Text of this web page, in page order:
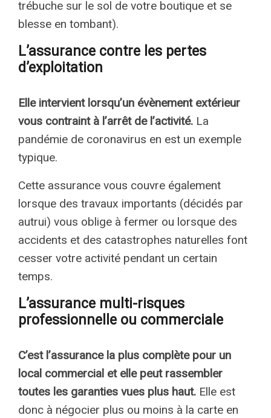
trébuche sur le sol de votre boutique et se
blesse en tombant).
L’assurance contre les pertes
d’exploitation
Elle intervient lorsqu’un évènement extérieur
vous contraint à l’arrêt de l’activité. La
pandémie de coronavirus en est un exemple
typique.
Cette assurance vous couvre également
lorsque des travaux importants (décidés par
autrui) vous oblige à fermer ou lorsque des
accidents et des catastrophes naturelles font
cesser votre activité pendant un certain
temps.
L’assurance multi-risques
professionnelle ou commerciale
C’est l’assurance la plus complète pour un
local commercial et elle peut rassembler
toutes les garanties vues plus haut. Elle est
donc à négocier plus ou moins à la carte en